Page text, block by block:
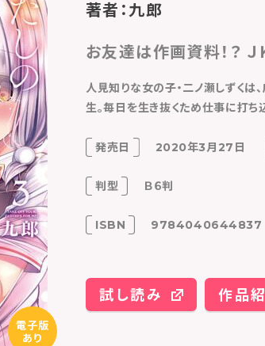
電子版
あり
著者：九郎
お友達は作画資料！？
人見知りな女の子・二ノ瀬しずく
生。毎日を生き抜くため仕事に打ち
発売日 2020年3月27日
判型 Ｂ６判
ISBN 9784040644837
試し読み 作品